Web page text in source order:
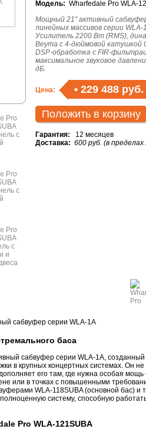
Модель: Wharfedale Pro WLA-
Мощный 21" активный
линейных массивов серии WLA-
Усилитель 2200 Вт (RMS),
Beyma с 4-дюймовой катушкой
DSP-обработка с FIR-
максимальное звуковое
дБ.
Цена: • 229 488 руб.
Положить в корзину
Гарантия: 12 месяцев
Доставка: 600 руб. (в
баса
сабвуфер серии WLA-1A,
в крупных концертных системах. Он не
его там, где нужна особая
или в точках с повышенными
WLA-118SUBA (основной бас) и
систему, способную
Pro WLA-121SUBA